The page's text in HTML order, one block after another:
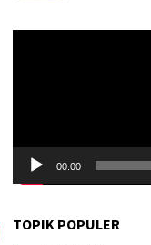
00:00
TOPIK POPULER